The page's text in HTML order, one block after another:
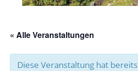
« Alle Veranstaltungen
Diese Veranstaltung hat bereits